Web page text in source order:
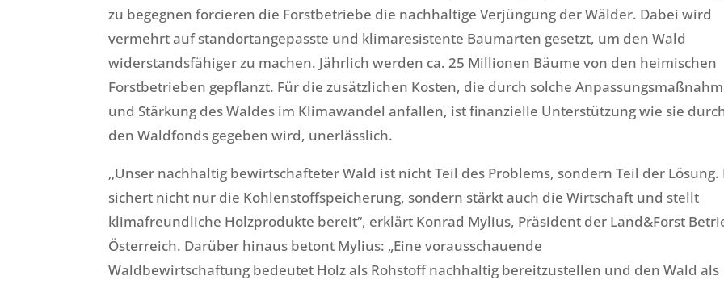
zu begegnen forcieren die Forstbetriebe die nachhaltige Verjüngung der Wälder. Dabei wird
vermehrt auf standortangepasste und klimaresistente Baumarten gesetzt, um den Wald
widerstandsfähiger zu machen. Jährlich werden ca. 25 Millionen Bäume von den heimischen
Forstbetrieben gepflanzt. Für die zusätzlichen Kosten, die durch solche
und Stärkung des Waldes im Klimawandel anfallen, ist finanzielle Unterstützung wie sie
den Waldfonds gegeben wird, unerlässlich.
‚‚Unser nachhaltig bewirtschafteter Wald ist nicht Teil des Problems, sondern Teil der Lösung.
sichert nicht nur die Kohlenstoffspeicherung, sondern stärkt auch die Wirtschaft und stellt
klimafreundliche Holzprodukte bereit‘‘, erklärt Konrad Mylius, Präsident der Land&Forst
Österreich. Darüber hinaus betont Mylius: „Eine vorausschauende
Waldbewirtschaftung bedeutet Holz als Rohstoff nachhaltig bereitzustellen und den Wald als